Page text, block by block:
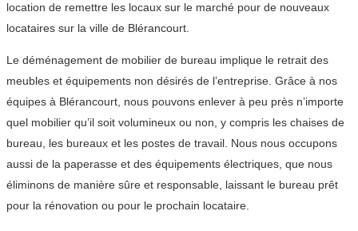
location de remettre les locaux sur le marché pour de nouveaux
locataires sur la ville de Blérancourt.
Le déménagement de mobilier de bureau implique le retrait des
meubles et équipements non désirés de l’entreprise. Grâce à nos
équipes à Blérancourt, nous pouvons enlever à peu près n’importe
quel mobilier qu’il soit volumineux ou non, y compris les chaises de
bureau, les bureaux et les postes de travail. Nous nous occupons
aussi de la paperasse et des équipements électriques, que nous
éliminons de manière sûre et responsable, laissant le bureau prêt
pour la rénovation ou pour le prochain locataire.